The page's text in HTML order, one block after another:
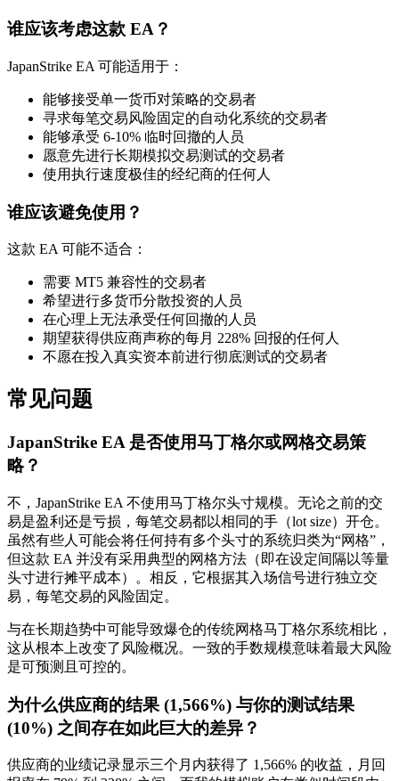
谁应该考虑这款 EA？
JapanStrike EA 可能适用于：
能够接受单一货币对策略的交易者
寻求每笔交易风险固定的自动化系统的交易者
能够承受 6-10% 临时回撤的人员
愿意先进行长期模拟交易测试的交易者
使用执行速度极佳的经纪商的任何人
谁应该避免使用？
这款 EA 可能不适合：
需要 MT5 兼容性的交易者
希望进行多货币分散投资的人员
在心理上无法承受任何回撤的人员
期望获得供应商声称的每月 228% 回报的任何人
不愿在投入真实资本前进行彻底测试的交易者
常见问题
JapanStrike EA 是否使用马丁格尔或网格交易策
略？
不，JapanStrike EA 不使用马丁格尔头寸规模。无论之前的交
易是盈利还是亏损，每笔交易都以相同的手（lot size）开仓。
虽然有些人可能会将任何持有多个头寸的系统归类为“网格”，
但这款 EA 并没有采用典型的网格方法（即在设定间隔以等量
头寸进行摊平成本）。相反，它根据其入场信号进行独立交
易，每笔交易的风险固定。
与在长期趋势中可能导致爆仓的传统网格马丁格尔系统相比，
这从根本上改变了风险概况。一致的手数规模意味着最大风险
是可预测且可控的。
为什么供应商的结果 (1,566%) 与你的测试结果
(10%) 之间存在如此巨大的差异？
供应商的业绩记录显示三个月内获得了 1,566% 的收益，月回